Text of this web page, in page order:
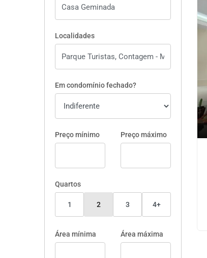
Localidades
Em condomínio fechado?
Preço mínimo Preço máximo
Quartos
1 2 3 4+
Área mínima Área máxima